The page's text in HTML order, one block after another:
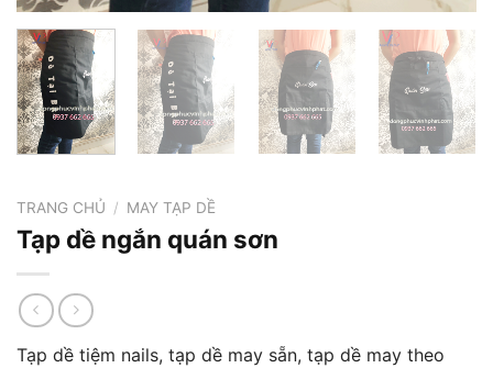
TRANG CHỦ / MAY TẠP DỀ
Tạp dề ngắn quán sơn
Tạp dề tiệm nails, tạp dề may sẵn, tạp dề may theo